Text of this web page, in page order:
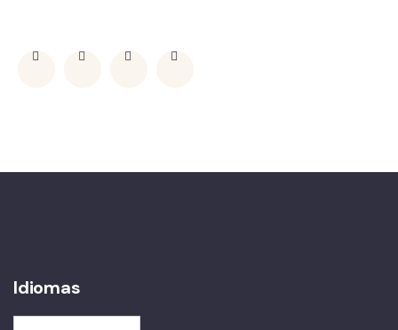
Idiomas